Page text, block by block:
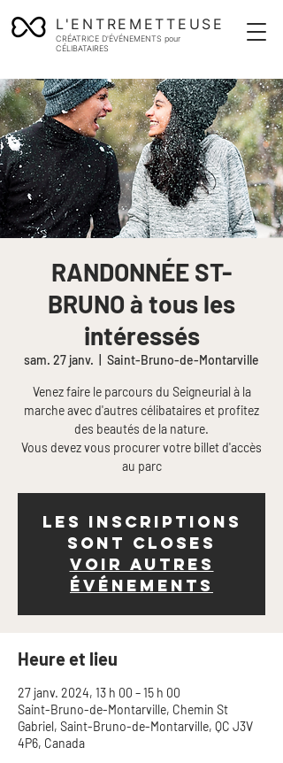
L'ENTREMETTEUSE
CRÉATRICE D'ÉVÉNEMENTS pour
CÉLIBATAIRES
RANDONNÉE ST-
BRUNO à tous les
intéressés
sam. 27 janv. Saint-Bruno-de-Montarville
Venez faire le parcours du Seigneurial à la
marche avec d'autres célibataires et profitez
des beautés de la nature.
Vous devez vous procurer votre billet d'accès
au parc
Les inscriptions
sont closes
Voir autres
événements
Heure et lieu
27 janv. 2024, 13 h 00 – 15 h 00
Saint-Bruno-de-Montarville, Chemin St
Gabriel, Saint-Bruno-de-Montarville, QC J3V
4P6, Canada